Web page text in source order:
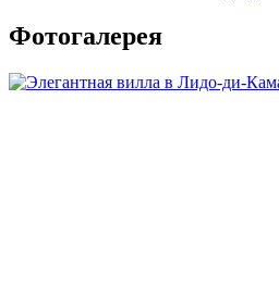
Фотогалерея